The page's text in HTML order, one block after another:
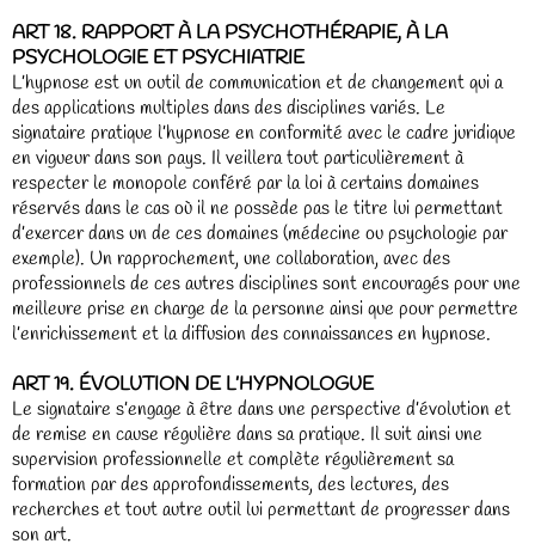
ART 18. RAPPORT À LA PSYCHOTHÉRAPIE, À LA
PSYCHOLOGIE ET PSYCHIATRIE
L’hypnose est un outil de communication et de changement qui a
des applications multiples dans des disciplines variés. Le
signataire pratique l’hypnose en conformité avec le cadre juridique
en vigueur dans son pays. Il veillera tout particulièrement à
respecter le monopole conféré par la loi à certains domaines
réservés dans le cas où il ne possède pas le titre lui permettant
d’exercer dans un de ces domaines (médecine ou psychologie par
exemple). Un rapprochement, une collaboration, avec des
professionnels de ces autres disciplines sont encouragés pour une
meilleure prise en charge de la personne ainsi que pour permettre
l’enrichissement et la diffusion des connaissances en hypnose.
ART 19. ÉVOLUTION DE L’HYPNOLOGUE
Le signataire s’engage à être dans une perspective d’évolution et
de remise en cause régulière dans sa pratique. Il suit ainsi une
supervision professionnelle et complète régulièrement sa
formation par des approfondissements, des lectures, des
recherches et tout autre outil lui permettant de progresser dans
son art.